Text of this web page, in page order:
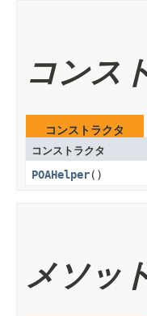
コンス
コンストラクタ
コンストラクタ
POAHelper()
メソッ